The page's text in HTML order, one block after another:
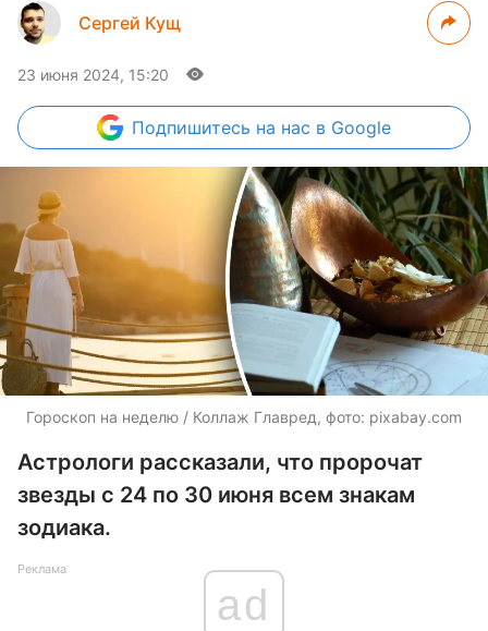
Сергей Кущ
23 июня 2024, 15:20
Подпишитесь на нас в Google
Гороскоп на неделю / Коллаж Главред, фото: pixabay.com
Астрологи рассказали, что пророчат
звезды с 24 по 30 июня всем знакам
зодиака.
Реклама
ad